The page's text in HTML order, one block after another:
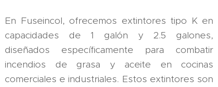
En Fuseincol, ofrecemos extintores tipo K en
capacidades de 1 galón y 2.5 galones,
diseñados específicamente para combatir
incendios de grasa y aceite en cocinas
comerciales e industriales. Estos extintores son